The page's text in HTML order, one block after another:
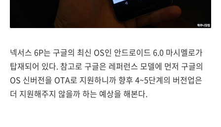
넥서스 6P는 구글의 최신 OS인 안드로이드 6.0 마시멜로가
탑재되어 있다. 참고로 구글은 레퍼런스 모델에 먼저 구글의
OS 신버전을 OTA로 지원하니까 향후 4~5단계의 버전업은
더 지원해주지 않을까 하는 예상을 해본다.